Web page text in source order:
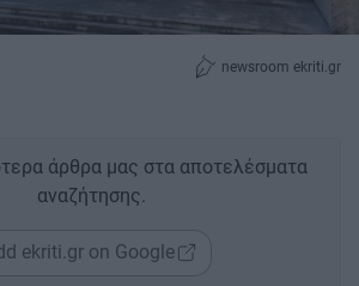
newsroom ekriti.gr
άρθρα μας στα αποτελέσματα
αναζήτησης.
ekriti.gr on Google